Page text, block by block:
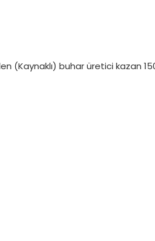
(Kaynaklı) buhar üretici kazan